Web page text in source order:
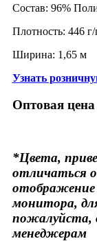
Состав: 96%
Плотность: 446
Ширина: 1,65 м
Узнать
Оптовая
*Цвета,
отличаться
отображение
монитора,
пожалуйста,
менеджерам